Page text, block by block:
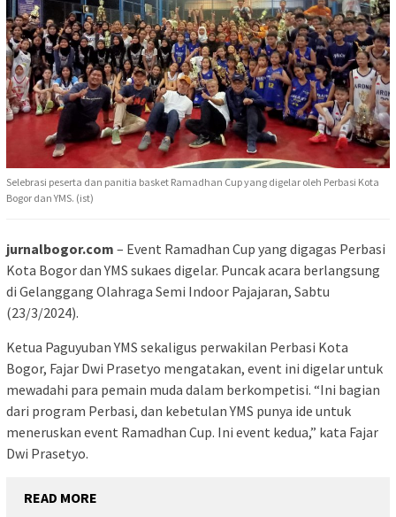
Selebrasi peserta dan panitia basket Ramadhan Cup yang digelar oleh Perbasi Kota
Bogor dan YMS. (ist)
jurnalbogor.com – Event Ramadhan Cup yang digagas Perbasi
Kota Bogor dan YMS sukaes digelar. Puncak acara berlangsung
di Gelanggang Olahraga Semi Indoor Pajajaran, Sabtu
(23/3/2024).
Ketua Paguyuban YMS sekaligus perwakilan Perbasi Kota
Bogor, Fajar Dwi Prasetyo mengatakan, event ini digelar untuk
mewadahi para pemain muda dalam berkompetisi. “Ini bagian
dari program Perbasi, dan kebetulan YMS punya ide untuk
meneruskan event Ramadhan Cup. Ini event kedua,” kata Fajar
Dwi Prasetyo.
READ MORE